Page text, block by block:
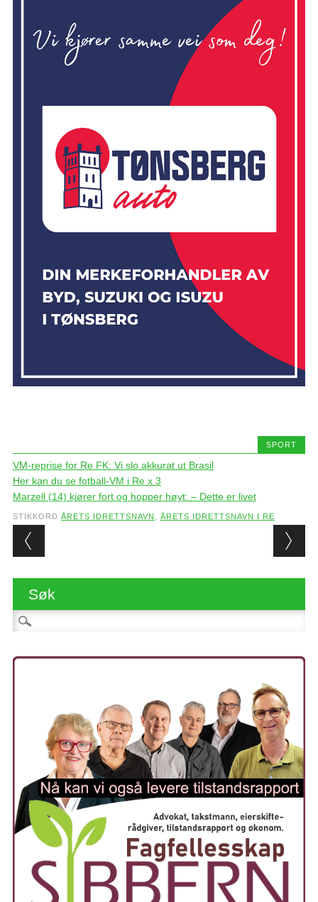
SPORT
VM-reprise for Re FK: Vi slo akkurat ut Brasil
Her kan du se fotball-VM i Re x 3
Marzell (14) kjører fort og hopper høyt: – Dette er livet
STIKKORD ÅRETS IDRETTSNAVN ÅRETS IDRETTSNAVN I RE
Post navigation
Søk
Søk etter: